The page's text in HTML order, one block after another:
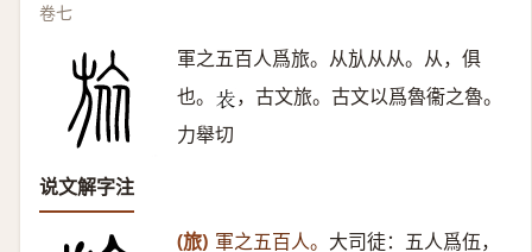
卷七
軍之五百人爲旅。从㫃从从。从，俱
也。 𣥏 ，古文旅。古文以爲魯衞之魯。
力舉切
说文解字注
(旅) 軍之五百人。 大司徒：五人爲伍，